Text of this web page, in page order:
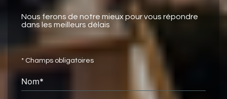
Nous ferons de notre mieux pour vous répondre
dans les meilleurs délais
* Champs obligatoires
Nom*